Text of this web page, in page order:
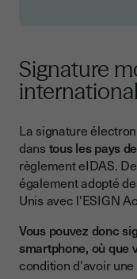
Signature
La signature
dans tous les pays
règlement eIDAS.
également adopté
Unis avec l'ESIGN
Vous pouvez donc
smartphone, où que
condition d'avoir